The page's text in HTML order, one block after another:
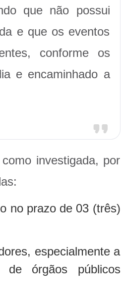
que não possui
e que os eventos
conforme os
e encaminhado a
investigada, por
no prazo de 03 (três)
especialmente a
de órgãos públicos